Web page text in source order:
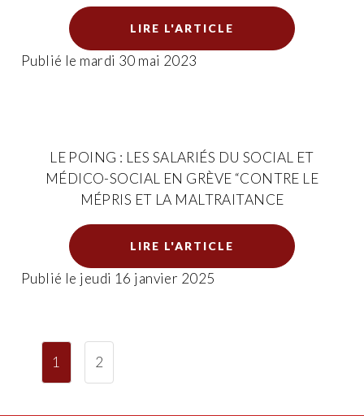
LIRE L'ARTICLE
Publié le mardi 30 mai 2023
LE POING : LES SALARIÉS DU SOCIAL ET
MÉDICO-SOCIAL EN GRÈVE “CONTRE LE
MÉPRIS ET LA MALTRAITANCE
LIRE L'ARTICLE
Publié le jeudi 16 janvier 2025
1 2